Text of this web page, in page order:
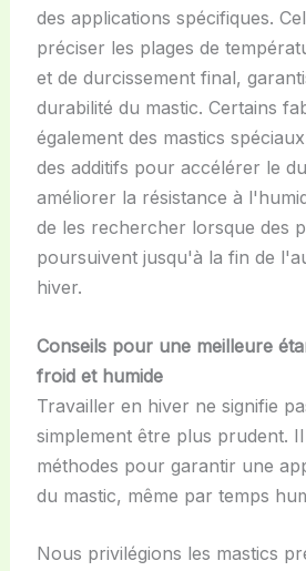
des applications spécifiques.
préciser les plages de
et de durcissement final,
durabilité du mastic. Certains
également des mastics
des additifs pour accélérer le
améliorer la résistance à
de les rechercher lorsque des
poursuivent jusqu'à la fin de
hiver.
Conseils pour une meilleure
froid et humide
Travailler en hiver ne signifie
simplement être plus prudent.
méthodes pour garantir une
du mastic, même par temps
Nous privilégions les mastics